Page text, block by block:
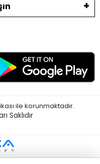
ile korunmaktadır.
Saklıdır